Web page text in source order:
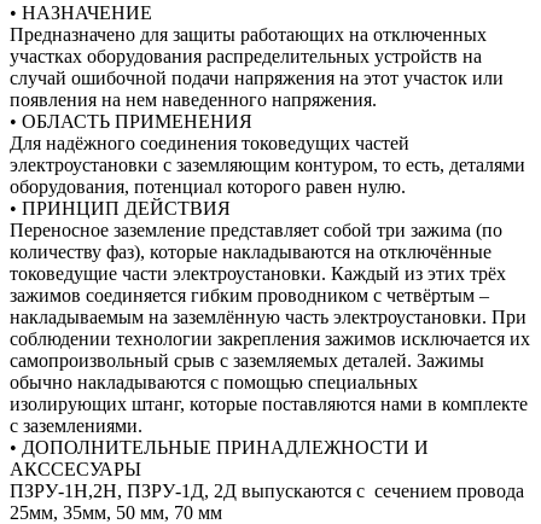
• НАЗНАЧЕНИЕ
Предназначено для защиты работающих на отключенных
участках оборудования распределительных устройств на
случай ошибочной подачи напряжения на этот участок или
появления на нем наведенного напряжения.
• ОБЛАСТЬ ПРИМЕНЕНИЯ
Для надёжного соединения токоведущих частей
электроустановки с заземляющим контуром, то есть, деталями
оборудования, потенциал которого равен нулю.
• ПРИНЦИП ДЕЙСТВИЯ
Переносное заземление представляет собой три зажима (по
количеству фаз), которые накладываются на отключённые
токоведущие части электроустановки. Каждый из этих трёх
зажимов соединяется гибким проводником с четвёртым –
накладываемым на заземлённую часть электроустановки. При
соблюдении технологии закрепления зажимов исключается их
самопроизвольный срыв с заземляемых деталей. Зажимы
обычно накладываются с помощью специальных
изолирующих штанг, которые поставляются нами в комплекте
с заземлениями.
• ДОПОЛНИТЕЛЬНЫЕ ПРИНАДЛЕЖНОСТИ И
АКССЕСУАРЫ
ПЗРУ-1Н,2Н, ПЗРУ-1Д, 2Д выпускаются с сечением провода
25мм, 35мм, 50 мм, 70 мм